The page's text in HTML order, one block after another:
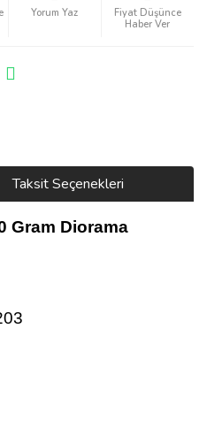
Yorum Yaz
Fiyat Düşünce
Haber Ver
Taksit Seçenekleri
Gram Diorama